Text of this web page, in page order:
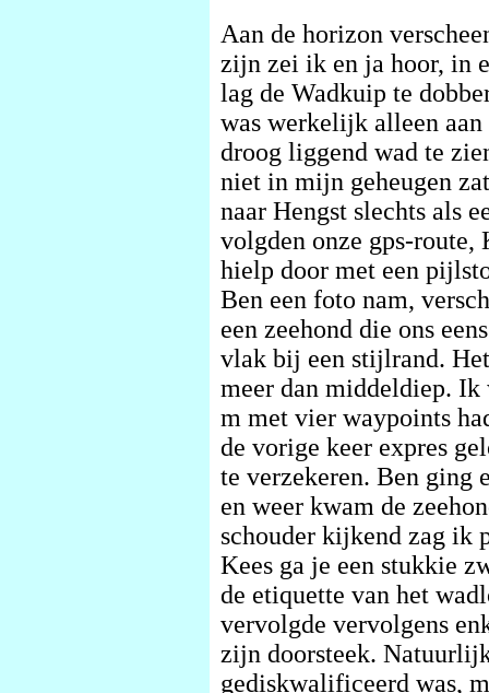
Aan de horizon
zijn zei ik en ja hoor, in
lag de Wadkuip te
was werkelijk alleen
droog liggend wad te
niet in mijn geheugen
naar Hengst slechts als
volgden onze gps-route,
hielp door met een
Ben een foto nam,
een zeehond die ons
vlak bij een stijlrand.
meer dan middeldiep.
m met vier waypoints
de vorige keer expres
te verzekeren. Ben ging
en weer kwam de
schouder kijkend zag ik
Kees ga je een stukkie
de etiquette van het
vervolgde vervolgens
zijn doorsteek.
gediskwalificeerd was,